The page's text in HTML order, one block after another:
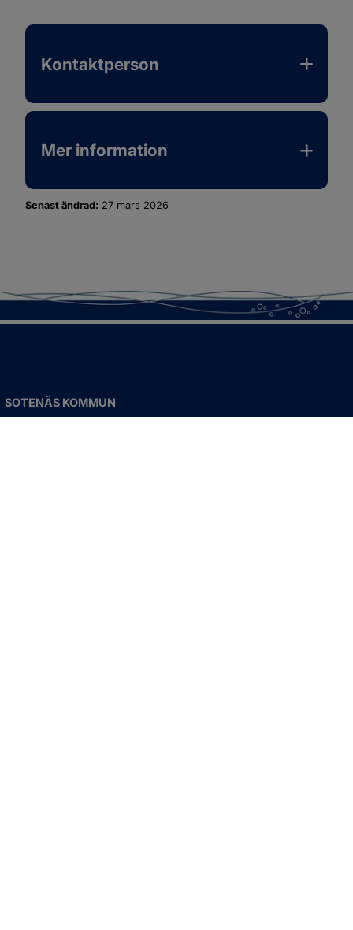
Kontaktperson
Mer information
Senast ändrad: 27 mars 2026
SOTENÄS KOMMUN